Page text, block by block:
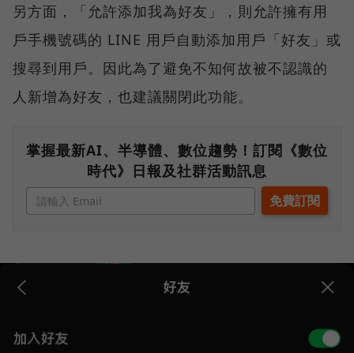
另方面，「允許添加我為好友」，則允許擁有用
戶手機號碼的 LINE 用戶自動添加用戶「好友」或
搜尋到用戶。因此為了避免不知何故被不認識的
人新增為好友，也建議關閉此功能。
掌握最新AI、半導體、數位趨勢！訂閱《數位
時代》日報及社群活動訊息